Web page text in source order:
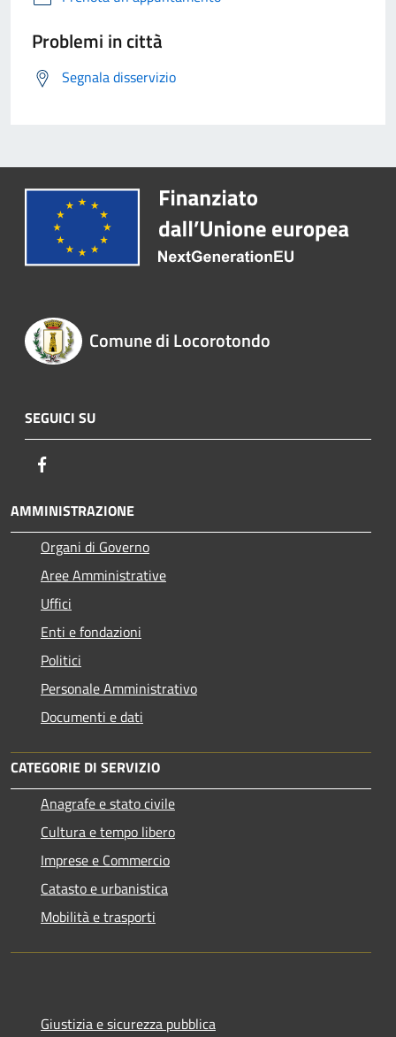
Problemi in città
Segnala disservizio
Comune di Locorotondo
SEGUICI SU
AMMINISTRAZIONE
Organi di Governo
Aree Amministrative
Uffici
Enti e fondazioni
Politici
Personale Amministrativo
Documenti e dati
CATEGORIE DI SERVIZIO
Anagrafe e stato civile
Cultura e tempo libero
Imprese e Commercio
Catasto e urbanistica
Mobilità e trasporti
Giustizia e sicurezza pubblica